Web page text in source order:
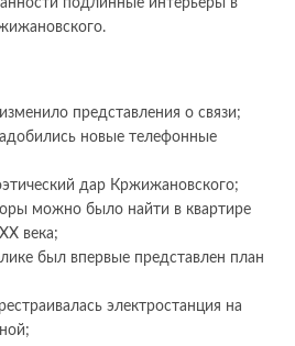
подлинные интерьеры в
представления о связи;
новые телефонные
дар Кржижановского;
можно было найти в квартире
века;
был впервые представлен план
электростанция на